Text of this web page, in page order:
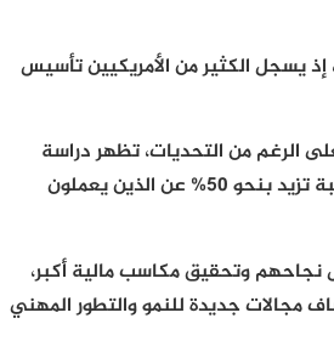
إذ يسجل الكثير من الأمريكيين تأسيس
الرغم من التحديات، تظهر دراسة
أجرتها كلية بيركلي هاس لإدارة الأعمال أن رواد الأعمال يحققون أرباحاً بنسبة تزيد بنحو 50% عن الذين يعملون
نجاحهم وتحقيق مكاسب مالية أكبر،
مجالات جديدة للنمو والتطور المهني